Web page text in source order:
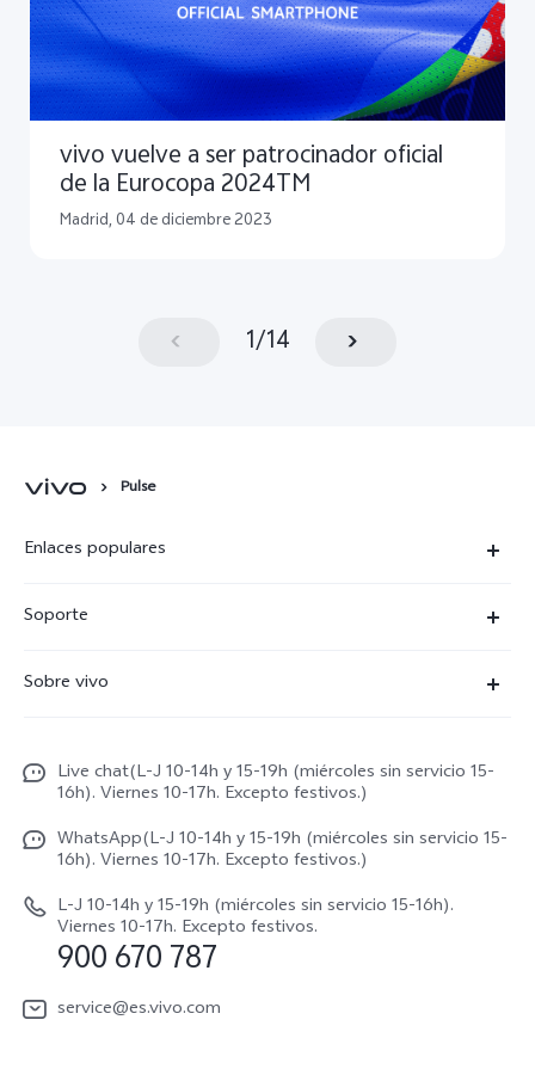
vivo vuelve a ser patrocinador oficial
de la Eurocopa 2024TM
Madrid, 04 de diciembre 2023
1/14
Pulse
Enlaces populares
X300
V70 5G
V70 FE
V70 Lite 5G
Y31 5G
Soporte
Autenticación de IMEI
Gestión de reparaciones
Manual de usuario
Actualización de sistema
Actualizar registro
Instrucciones de Garantía
Sobre vivo
Netiqueta vivo
Avisos legales
Acerca de nosotros
Sostenibilidad
Centro de privacidad de vivo
Live chat(L-J 10-14h y 15-19h (miércoles sin servicio 15-
16h). Viernes 10-17h. Excepto festivos.)
WhatsApp(L-J 10-14h y 15-19h (miércoles sin servicio 15-
16h). Viernes 10-17h. Excepto festivos.)
L-J 10-14h y 15-19h (miércoles sin servicio 15-16h).
Viernes 10-17h. Excepto festivos.
900 670 787
service@es.vivo.com